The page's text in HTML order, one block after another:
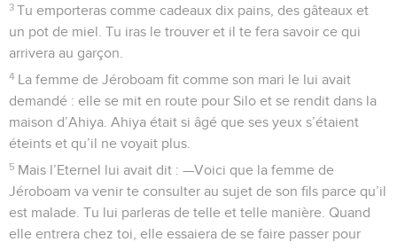
3 Tu emporteras comme cadeaux dix pains, des gâteaux et
un pot de miel. Tu iras le trouver et il te fera savoir ce qui
arrivera au garçon.
4 La femme de Jéroboam fit comme son mari le lui avait
demandé : elle se mit en route pour Silo et se rendit dans la
maison d’Ahiya. Ahiya était si âgé que ses yeux s’étaient
éteints et qu’il ne voyait plus.
5 Mais l’Eternel lui avait dit : —Voici que la femme de
Jéroboam va venir te consulter au sujet de son fils parce qu’il
est malade. Tu lui parleras de telle et telle manière. Quand
elle entrera chez toi, elle essaiera de se faire passer pour